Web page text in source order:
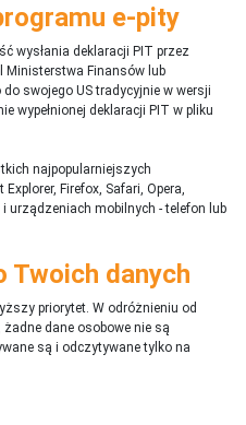
e-pity
wysłania deklaracji PIT przez
Ministerstwa Finansów lub
swojego US tradycyjnie w wersji
wypełnionej deklaracji PIT w pliku
najpopularniejszych
Firefox, Safari, Opera,
urządzeniach mobilnych - telefon lub
Twoich danych
priorytet. W odróżnieniu od
żadne dane osobowe nie są
są i odczytywane tylko na